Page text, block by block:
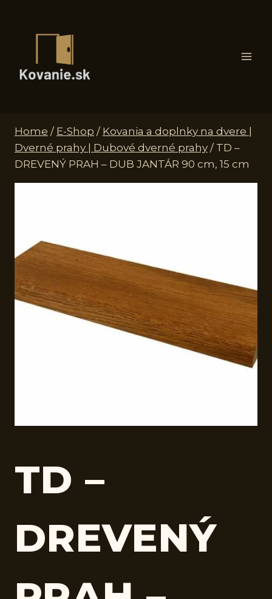
Home / E-Shop / Kovania a doplnky na dvere |
Dverné prahy | Dubové dverné prahy / TD –
DREVENÝ PRAH – DUB JANTÁR 90 cm, 15 cm
TD –
DREVENÝ